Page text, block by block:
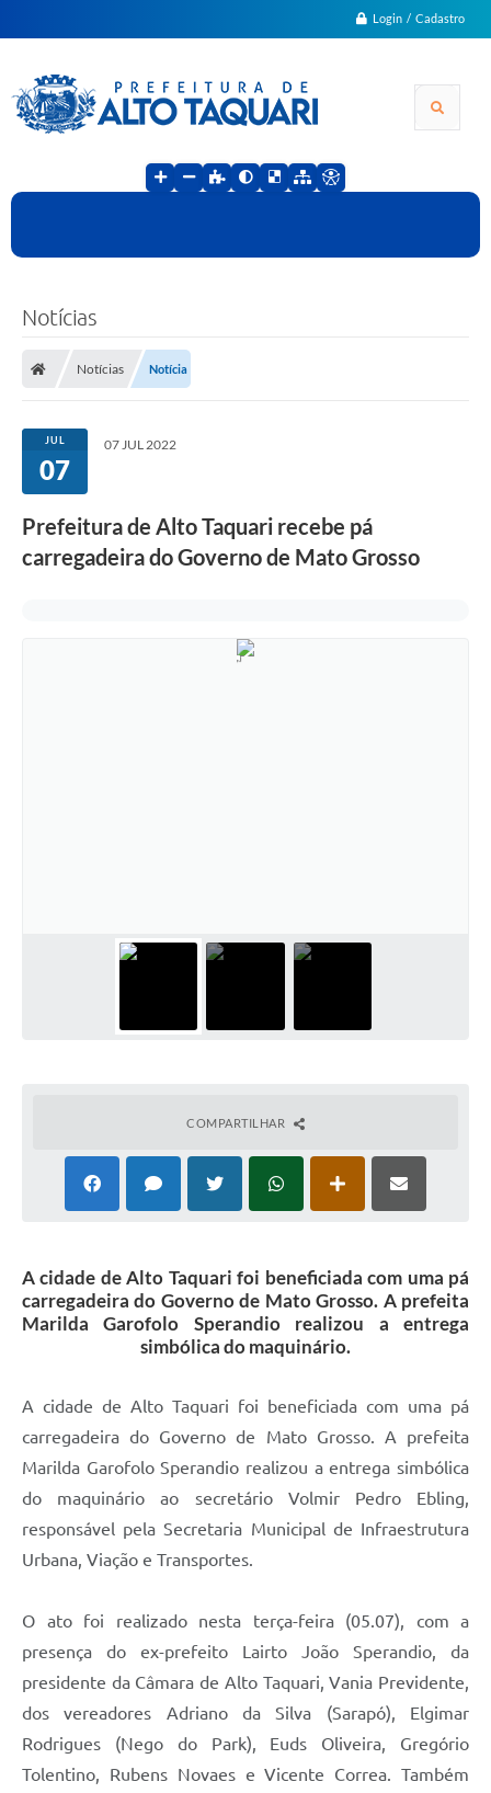
Login / Cadastro
Notícias
Notícias Notícia
JUL
07
07 JUL 2022
Prefeitura de Alto Taquari recebe pá
carregadeira do Governo de Mato Grosso
COMPARTILHAR
A cidade de Alto Taquari foi beneficiada com uma pá
carregadeira do Governo de Mato Grosso. A prefeita
Marilda Garofolo Sperandio realizou a entrega
simbólica do maquinário.
A cidade de Alto Taquari foi beneficiada com uma pá
carregadeira do Governo de Mato Grosso. A prefeita
Marilda Garofolo Sperandio realizou a entrega simbólica
do maquinário ao secretário Volmir Pedro Ebling,
responsável pela Secretaria Municipal de Infraestrutura
Urbana, Viação e Transportes.
O ato foi realizado nesta terça-feira (05.07), com a
presença do ex-prefeito Lairto João Sperandio, da
presidente da Câmara de Alto Taquari, Vania Previdente,
dos vereadores Adriano da Silva (Sarapó), Elgimar
Rodrigues (Nego do Park), Euds Oliveira, Gregório
Tolentino, Rubens Novaes e Vicente Correa. Também